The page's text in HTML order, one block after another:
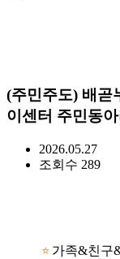
(주민주도) 배곧
이센터 주민동아
2026.05.27
조회수 289
⭐ 가족&친구